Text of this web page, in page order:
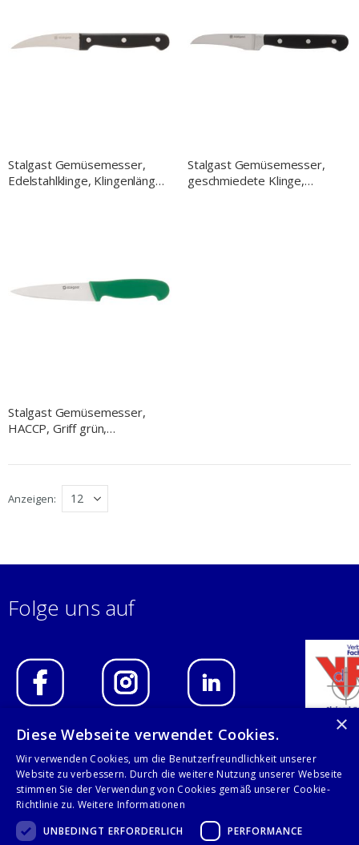
Stalgast Gemüsemesser,
Edelstahlklinge, Klingenlänge
Stalgast Gemüsemesser,
geschmiedete Klinge,
Stalgast Gemüsemesser,
HACCP, Griff grün,
Anzeigen
Folge uns auf
IMPRESSUM
DATENSCHUTZERKLÄRUNG
AGB
×
Diese Webseite verwendet Cookies.
Wir verwenden Cookies, um die Benutzerfreundlichkeit unserer
Website zu verbessern. Durch die weitere Nutzung unserer Webseite
stimmen Sie der Verwendung von Cookies gemäß unserer Cookie-
Richtlinie zu. Weitere Informationen
UNBEDINGT ERFORDERLICH
PERFORMANCE